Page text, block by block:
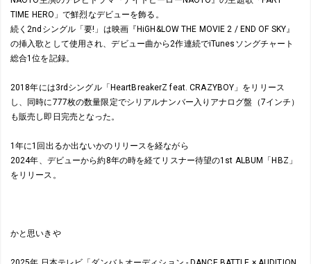
TIME HERO」で鮮烈なデビューを飾る。
続く2ndシングル「要!」は映画『HiGH&LOW THE MOVIE 2 / END OF SKY』
の挿入歌として使用され、デビュー曲から2作連続でiTunesソングチャート
総合1位を記録。
2018年には3rdシングル「HeartBreakerZ feat. CRAZYBOY」をリリース
し、同時に777枚の数量限定でシリアルナンバー入りアナログ盤（7インチ）
も販売し即日完売となった。
1年に1回出るか出ないかのリリースを経ながら
2024年、デビューから約8年の時を経てリスナー待望の1st ALBUM「HBZ」
をリリース。
かと思いきや